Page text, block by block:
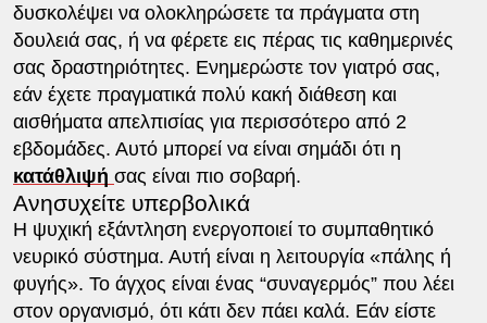
δυσκολέψει να ολοκληρώσετε τα πράγματα στη
δουλειά σας, ή να φέρετε εις πέρας τις καθημερινές
σας δραστηριότητες. Ενημερώστε τον γιατρό σας,
εάν έχετε πραγματικά πολύ κακή διάθεση και
αισθήματα απελπισίας για περισσότερο από 2
εβδομάδες. Αυτό μπορεί να είναι σημάδι ότι η
κατάθλιψή σας είναι πιο σοβαρή.
Ανησυχείτε υπερβολικά
Η ψυχική εξάντληση ενεργοποιεί το συμπαθητικό
νευρικό σύστημα. Αυτή είναι η λειτουργία «πάλης ή
φυγής». Το άγχος είναι ένας “συναγερμός” που λέει
στον οργανισμό, ότι κάτι δεν πάει καλά. Εάν είστε